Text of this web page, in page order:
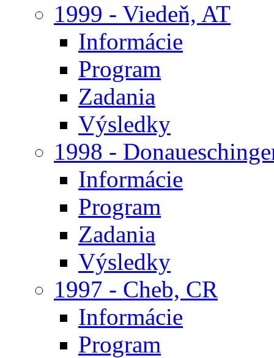
1999 - Viedeň, AT
Informácie
Program
Zadania
Výsledky
1998 -
Informácie
Program
Zadania
Výsledky
1997 - Cheb, CR
Informácie
Program